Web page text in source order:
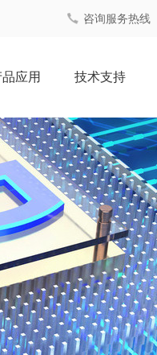
咨询服务热线
品应用 技术支持